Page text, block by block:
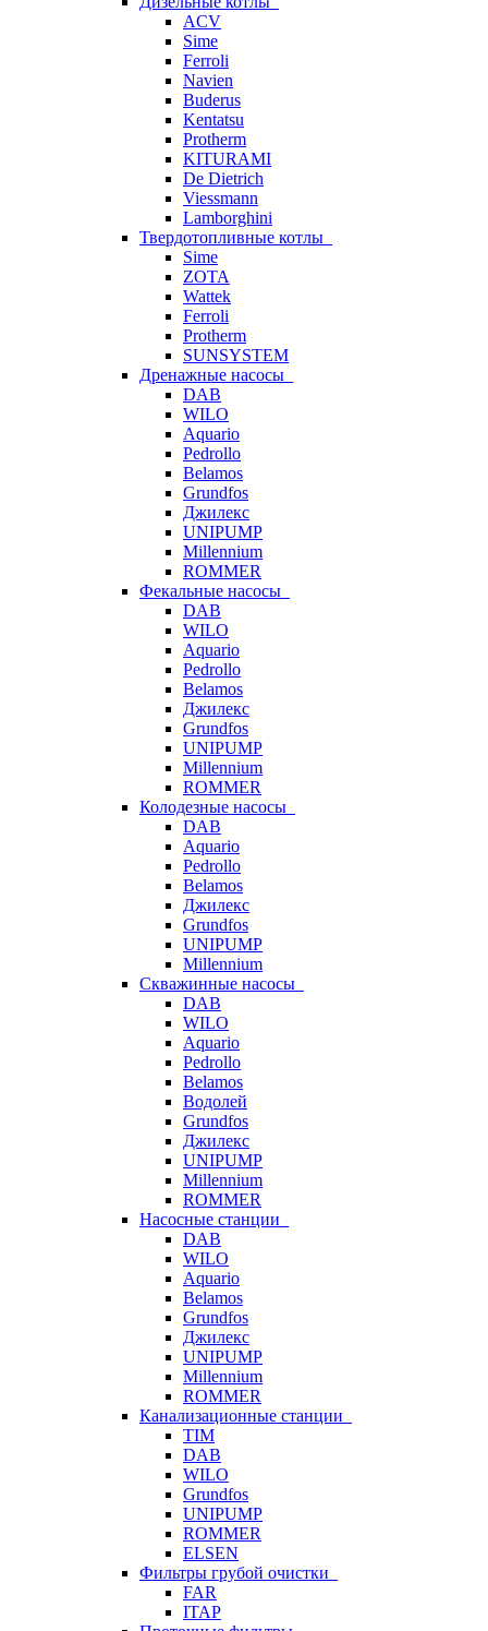
ACV
Sime
Ferroli
Navien
Buderus
Kentatsu
Protherm
KITURAMI
De Dietrich
Viessmann
Lamborghini
Твердотопливные котлы
Sime
ZOTA
Wattek
Ferroli
Protherm
SUNSYSTEM
Дренажные насосы
DAB
WILO
Aquario
Pedrollo
Belamos
Grundfos
Джилекс
UNIPUMP
Millennium
ROMMER
Фекальные насосы
DAB
WILO
Aquario
Pedrollo
Belamos
Джилекс
Grundfos
UNIPUMP
Millennium
ROMMER
Колодезные насосы
DAB
Aquario
Pedrollo
Belamos
Джилекс
Grundfos
UNIPUMP
Millennium
Скважинные насосы
DAB
WILO
Aquario
Pedrollo
Belamos
Водолей
Grundfos
Джилекс
UNIPUMP
Millennium
ROMMER
Насосные станции
DAB
WILO
Aquario
Belamos
Grundfos
Джилекс
UNIPUMP
Millennium
ROMMER
Канализационные станции
TIM
DAB
WILO
Grundfos
UNIPUMP
ROMMER
ELSEN
Фильтры грубой очистки
FAR
ITAP